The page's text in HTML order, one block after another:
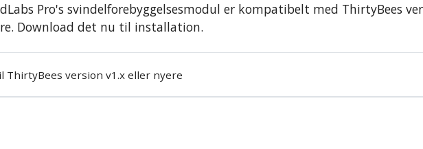
Pro's svindelforebyggelsesmodul er kompatibelt med ThirtyBees
Download det nu til installation.
ThirtyBees version v1.x eller nyere